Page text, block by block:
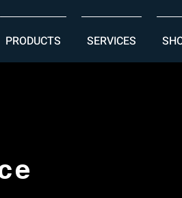
PRODUCTS SERVICES